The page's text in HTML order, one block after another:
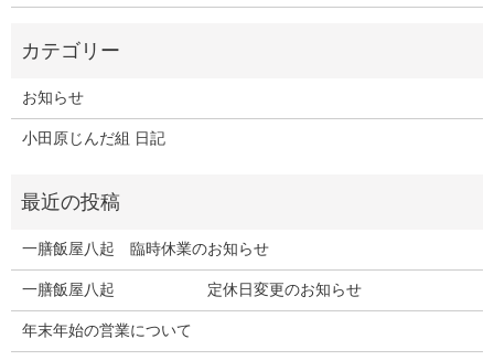
お知らせ
小田原じんだ組 日記
一膳飯屋八起 臨時休業のお知らせ
一膳飯屋八起 定休日変更のお知らせ
年末年始の営業について